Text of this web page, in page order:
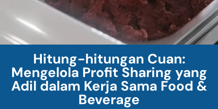
Hitung-hitungan Cuan:
Mengelola Profit Sharing yang
Adil dalam Kerja Sama Food &
Beverage